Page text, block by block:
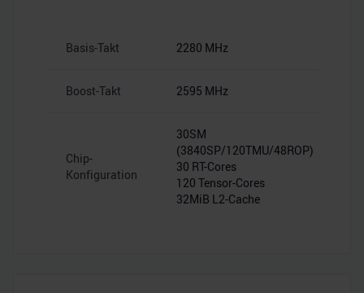
Basis-Takt 2280 MHz
Boost-Takt 2595 MHz
Chip-
Konfiguration
30SM
(3840SP/120TMU/48ROP)
30 RT-Cores
120 Tensor-Cores
32MiB L2-Cache